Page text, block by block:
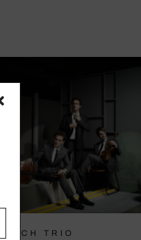
BUSCH TRIO